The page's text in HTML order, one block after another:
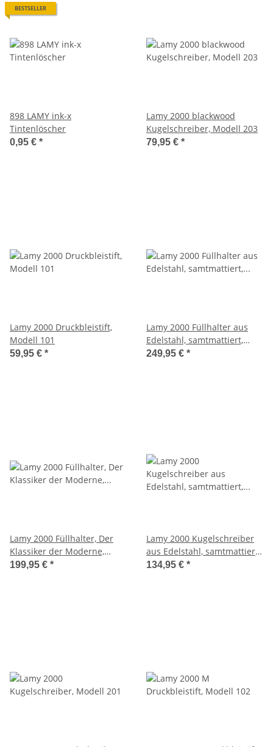
BESTSELLER
898 LAMY ink-x
Tintenlöscher
0,95 € *
Lamy 2000 blackwood
Kugelschreiber, Modell 203
79,95 € *
Lamy 2000 Druckbleistift,
Modell 101
59,95 € *
Lamy 2000 Füllhalter aus
Edelstahl, samtmattiert,
Kolbenfüllhalter, Modell 02
249,95 € *
Lamy 2000 Füllhalter, Der
Klassiker der Moderne,
Modell 01
199,95 € *
Lamy 2000 Kugelschreiber
aus Edelstahl, samtmattiert,
Modell 202
134,95 € *